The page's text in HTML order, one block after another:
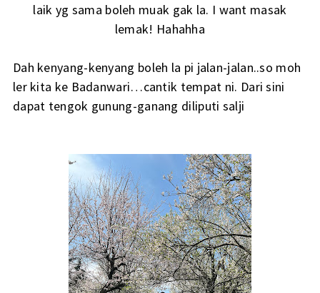
laik yg sama boleh muak gak la. I want masak
lemak! Hahahha
Dah kenyang-kenyang boleh la pi jalan-jalan..so moh
ler kita ke Badanwari…cantik tempat ni. Dari sini
dapat tengok gunung-ganang diliputi salji